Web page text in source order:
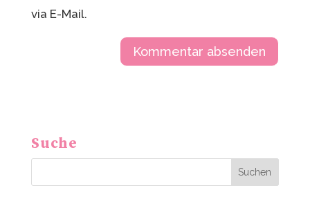
via E-Mail.
e
n
Suche
Suchen